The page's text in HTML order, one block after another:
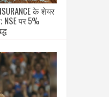
के शेयर
पर 5%